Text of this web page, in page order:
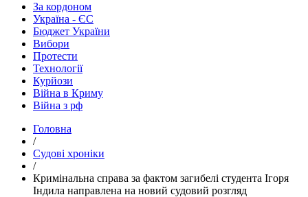
За кордоном
Україна - ЄС
Бюджет України
Вибори
Протести
Технології
Курйози
Війна в Криму
Війна з рф
Головна
/
Судові хроніки
/
Кримінальна справа за фактом загибелі студента Ігоря
Індила направлена на новий судовий розгляд